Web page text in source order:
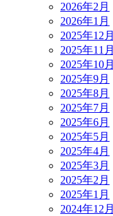
2026年2月
2026年1月
2025年12月
2025年11月
2025年10月
2025年9月
2025年8月
2025年7月
2025年6月
2025年5月
2025年4月
2025年3月
2025年2月
2025年1月
2024年12月